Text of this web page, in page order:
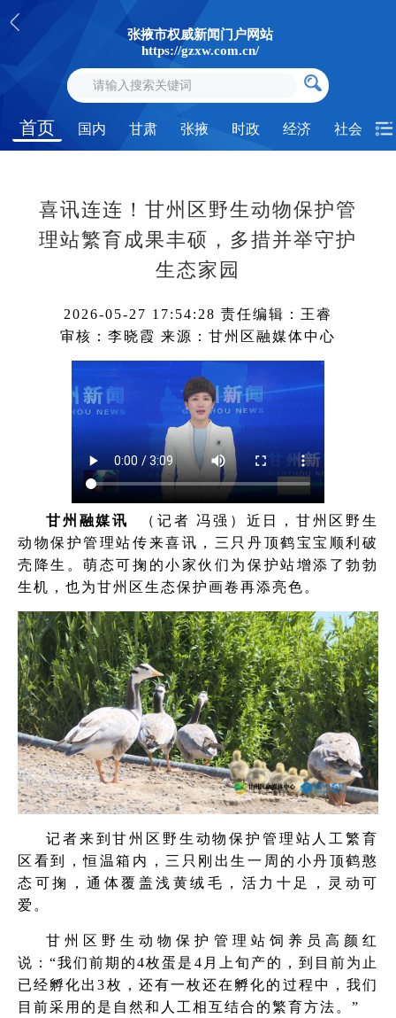
张掖市权威新闻门户网站
https://gzxw.com.cn/
首页 国内 甘肃 张掖 时政 经济 社会
喜讯连连！甘州区野生动物保护管
理站繁育成果丰硕，多措并举守护
生态家园
2026-05-27 17:54:28 责任编辑：王睿
审核：李晓霞 来源：甘州区融媒体中心
甘州融媒讯
（记者 冯强）近日，甘州区野生
动物保护管理站传来喜讯，三只丹顶鹤宝宝顺利破
壳降生。萌态可掬的小家伙们为保护站增添了勃勃
生机，也为甘州区生态保护画卷再添亮色。
记者来到甘州区野生动物保护管理站人工繁育
区看到，恒温箱内，三只刚出生一周的小丹顶鹤憨
态可掬，通体覆盖浅黄绒毛，活力十足，灵动可
爱。
甘州区野生动物保护管理站饲养员高颜红
说：“我们前期的4枚蛋是4月上旬产的，到目前为止
已经孵化出3枚，还有一枚还在孵化的过程中，我们
目前采用的是自然和人工相互结合的繁育方法。”